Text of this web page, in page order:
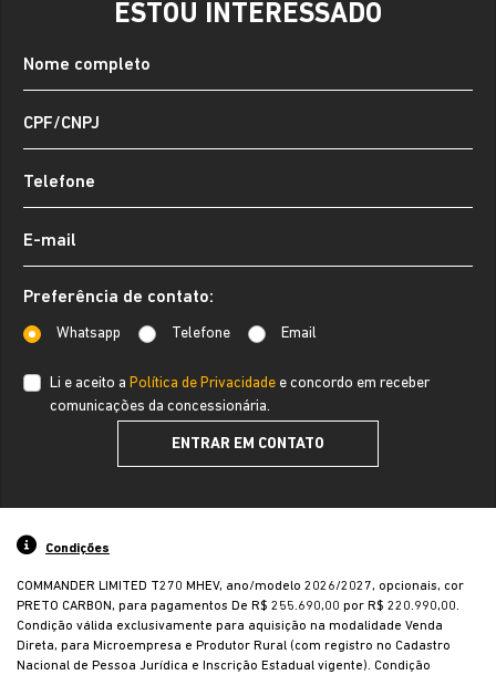
ESTOU INTERESSADO
Preferência de contato:
Whatsapp Telefone Email
Li e aceito a Política de Privacidade e concordo em receber
comunicações da concessionária.
ENTRAR EM CONTATO
Condições
COMMANDER LIMITED T270 MHEV, ano/modelo 2026/2027, opcionais, cor
PRETO CARBON, para pagamentos De R$ 255.690,00 por R$ 220.990,00.
Condição válida exclusivamente para aquisição na modalidade Venda
Direta, para Microempresa e Produtor Rural (com registro no Cadastro
Nacional de Pessoa Jurídica e Inscrição Estadual vigente). Condição